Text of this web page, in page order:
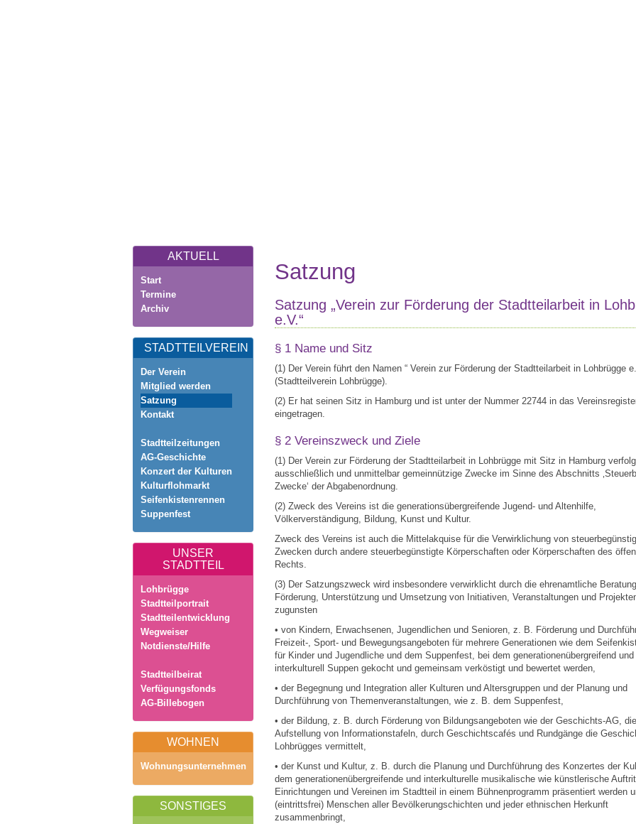
AKTUELL
Start
Termine
Archiv
STADTTEILVEREIN
Der Verein
Mitglied werden
Satzung
Kontakt
Stadtteilzeitungen
AG-Geschichte
Konzert der Kulturen
Kulturflohmarkt
Seifenkistenrennen
Suppenfest
UNSER
STADTTEIL
Lohbrügge
Stadtteilportrait
Stadtteilentwicklung
Wegweiser
Notdienste/Hilfe
Stadtteilbeirat
Verfügungsfonds
AG-Billebogen
WOHNEN
Wohnungsunternehmen
SONSTIGES
Satzung
Satzung „Verein zur Förderung der Stadtteilarbeit in
e.V.“
§ 1 Name und Sitz
(1) Der Verein führt den Namen “ Verein zur Förderung der Stadtteilarbeit in Lohbrügge
(Stadtteilverein Lohbrügge).
(2) Er hat seinen Sitz in Hamburg und ist unter der Nummer 22744 in das
eingetragen.
§ 2 Vereinszweck und Ziele
(1) Der Verein zur Förderung der Stadtteilarbeit in Lohbrügge mit Sitz in Hamburg
ausschließlich und unmittelbar gemeinnützige Zwecke im Sinne des Abschnitts
Zwecke‘ der Abgabenordnung.
(2) Zweck des Vereins ist die generationsübergreifende Jugend- und Altenhilfe,
Völkerverständigung, Bildung, Kunst und Kultur.
Zweck des Vereins ist auch die Mittelakquise für die Verwirklichung von
Zwecken durch andere steuerbegünstigte Körperschaften oder Körperschaften des
Rechts.
(3) Der Satzungszweck wird insbesondere verwirklicht durch die ehrenamtliche
Förderung, Unterstützung und Umsetzung von Initiativen, Veranstaltungen und
zugunsten
• von Kindern, Erwachsenen, Jugendlichen und Senioren, z. B. Förderung und
Freizeit-, Sport- und Bewegungsangeboten für mehrere Generationen wie dem
für Kinder und Jugendliche und dem Suppenfest, bei dem generationenübergreifend und
interkulturell Suppen gekocht und gemeinsam verköstigt und bewertet werden,
• der Begegnung und Integration aller Kulturen und Altersgruppen und der Planung und
Durchführung von Themenveranstaltungen, wie z. B. dem Suppenfest,
• der Bildung, z. B. durch Förderung von Bildungsangeboten wie der Geschichts-AG,
Aufstellung von Informationstafeln, durch Geschichtscafés und Rundgänge die
Lohbrügges vermittelt,
• der Kunst und Kultur, z. B. durch die Planung und Durchführung des Konzertes der
dem generationenübergreifende und interkulturelle musikalische wie künstlerische
Einrichtungen und Vereinen im Stadtteil in einem Bühnenprogramm präsentiert werden
(eintrittsfrei) Menschen aller Bevölkerungschichten und jeder ethnischen Herkunft
zusammenbringt,